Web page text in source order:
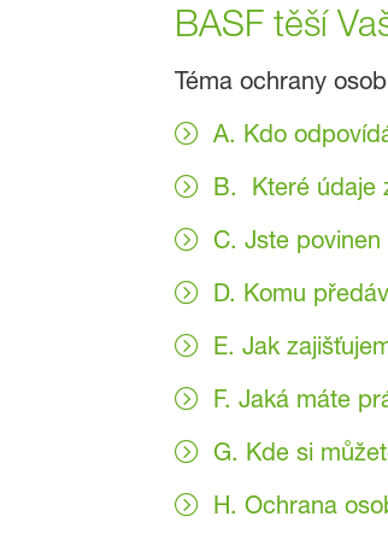
BASF těší
Téma ochrany
A. Kdo
B. Které údaje
C. Jste
D. Komu
E. Jak
F. Jaká máte
G. Kde si
H. Ochrana